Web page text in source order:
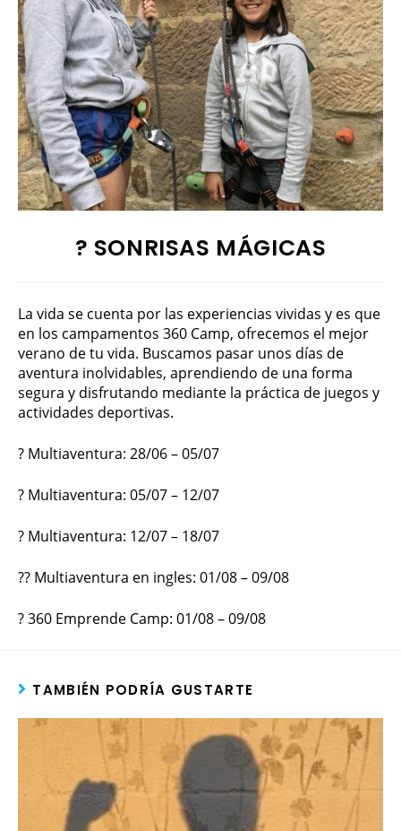
? SONRISAS MÁGICAS
La vida se cuenta por las experiencias vividas y es que
en los campamentos 360 Camp, ofrecemos el mejor
verano de tu vida. Buscamos pasar unos días de
aventura inolvidables, aprendiendo de una forma
segura y disfrutando mediante la práctica de juegos y
actividades deportivas.
? Multiaventura: 28/06 – 05/07
? Multiaventura: 05/07 – 12/07
? Multiaventura: 12/07 – 18/07
?? Multiaventura en ingles: 01/08 – 09/08
? 360 Emprende Camp: 01/08 – 09/08
TAMBIÉN PODRÍA GUSTARTE